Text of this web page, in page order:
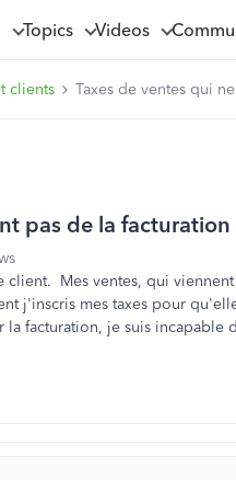
Topics Videos
clients Taxes de ventes qui
pas de la facturation
client. Mes ventes, qui
j'inscris mes taxes pour
la facturation, je suis